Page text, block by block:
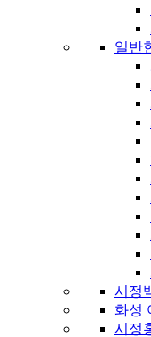
일반
시정
화성
시정